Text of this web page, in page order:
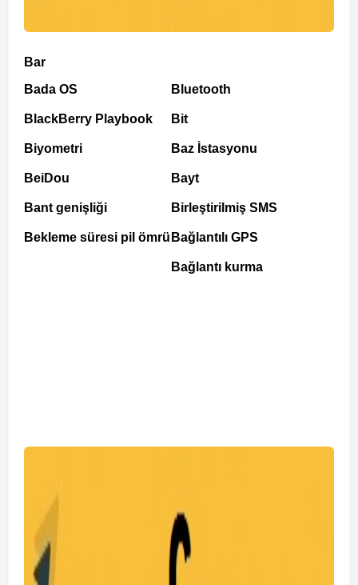
Bar
Bada OS
BlackBerry Playbook
Biyometri
BeiDou
Bant genişliği
Bekleme süresi pil ömrü
Bluetooth
Bit
Baz İstasyonu
Bayt
Birleştirilmiş SMS
Bağlantılı GPS
Bağlantı kurma